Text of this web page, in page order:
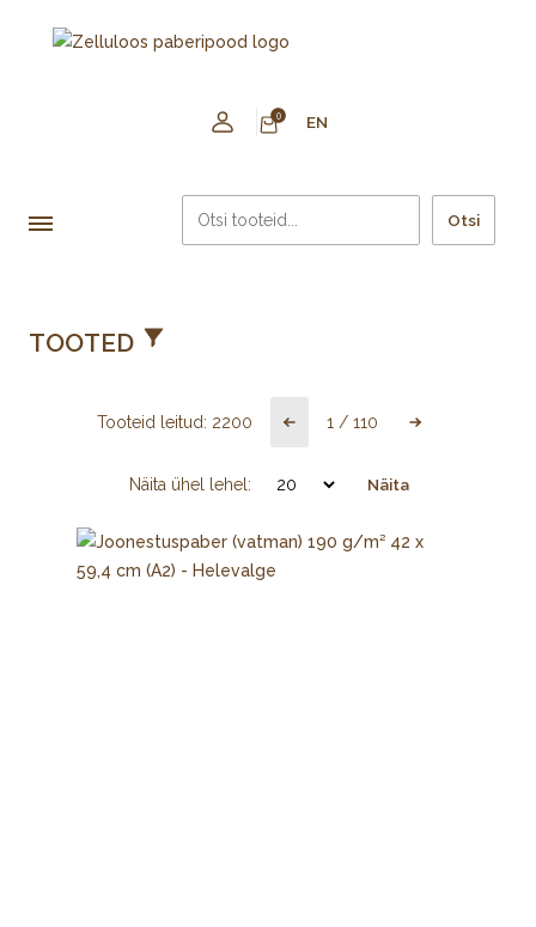
0 EN
Otsi
TOOTED
Tooteid leitud: 2200 1 / 110
Näita ühel lehel: Näita